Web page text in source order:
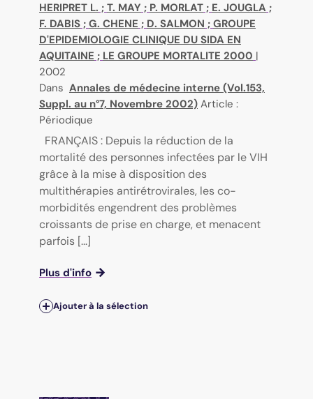
HERIPRET L. ; T. MAY ; P. MORLAT ; E. JOUGLA ;
F. DABIS ; G. CHENE ; D. SALMON ; GROUPE
D'EPIDEMIOLOGIE CLINIQUE DU SIDA EN
AQUITAINE ; LE GROUPE MORTALITE 2000 |
2002
Dans Annales de médecine interne (Vol.153,
Suppl. au n°7, Novembre 2002) Article :
Périodique
FRANÇAIS : Depuis la réduction de la
mortalité des personnes infectées par le VIH
grâce à la mise à disposition des
multithérapies antirétrovirales, les co-
morbidités engendrent des problèmes
croissants de prise en charge, et menacent
parfois [...]
Plus d'info
Ajouter à la sélection